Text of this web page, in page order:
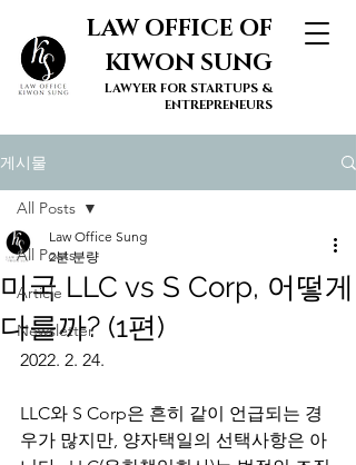
LAW OFFICE OF
KIWON SUNG
LAWYER FOR STARTUPS &
ENTREPRENEURS
게시물
All Posts
Article
Newsletter
All Posts
미국 LLC vs S Corp, 어떻게
다를까? (1편)
Law Office Sung
2분 분량
2022. 2. 24.
LLC와 S Corp은 흔히 같이 언급되는 경
우가 많지만, 양자택일의 선택사항은 아